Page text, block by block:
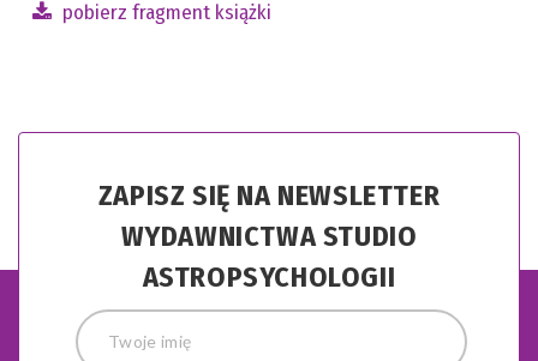
pobierz fragment książki
ZAPISZ SIĘ NA NEWSLETTER
WYDAWNICTWA STUDIO
ASTROPSYCHOLOGII